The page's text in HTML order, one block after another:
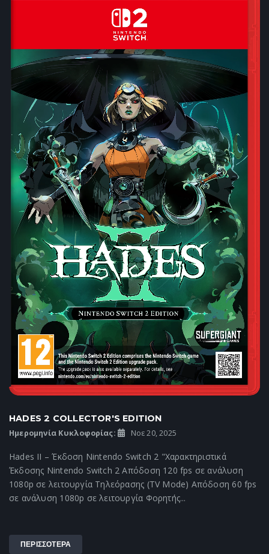
HADES 2 COLLECTOR'S EDITION
Ημερομηνία Κυκλοφορίας: Νοε 20, 2025
Hades II – Έκδοση Nintendo Switch 2 "Χαρακτηριστικά
Έκδοσης Nintendo Switch 2 Απόδοση 120 fps σε ανάλυση
1080p σε λειτουργία Τηλεόρασης (TV Mode) Απόδοση 60 fps
σε ανάλυση 1080p σε λειτουργία Φορητής...
ΠΕΡΙΣΣΟΤΕΡΑ